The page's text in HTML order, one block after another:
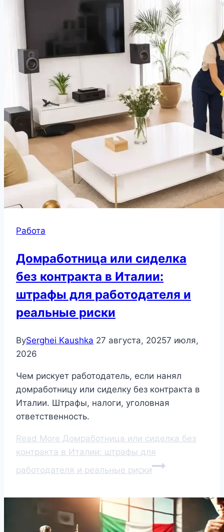
Работа
Домработница или сиделка
без контракта в Италии:
штрафы для работодателя и
реальные риски
BySerghei Kaushka 27 августа, 20257 июля,
2026
Чем рискует работодатель, если нанял
домработницу или сиделку без контракта в
Италии. Штрафы, налоги, уголовная
ответственность.
Read More Домработница или сиделка без
контракта в Италии: штрафы для
работодателя и реальные риски